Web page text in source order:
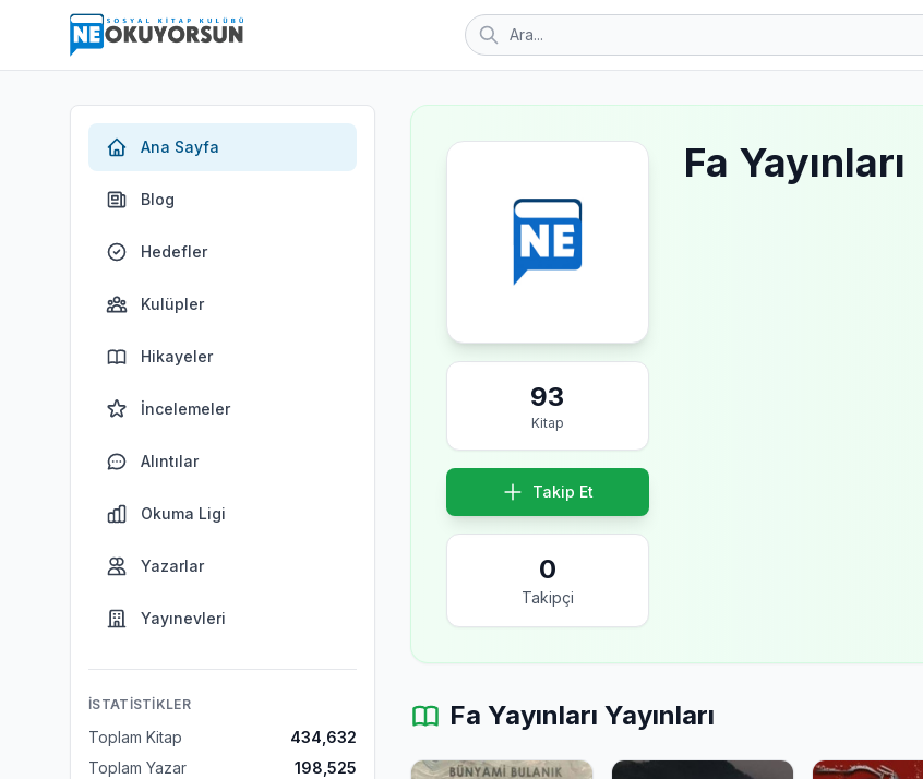
Ana Sayfa
Blog
Hedefler
Kulüpler
Hikayeler
İncelemeler
Alıntılar
Okuma Ligi
Yazarlar
Yayınevleri
İSTATISTIKLER
Toplam Kitap
434,632
Toplam Yazar
198,525
93
Kitap
Takip Et
0
Takipçi
Fa Yayınları
Fa Yayınları Yayınları